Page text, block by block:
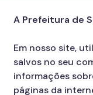
LinkedIn da
TikTok da
YouTube
X da
A Prefeitura de
Em nosso site,
salvos no seu
informações
páginas da